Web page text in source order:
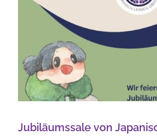
Jubiläumssale von